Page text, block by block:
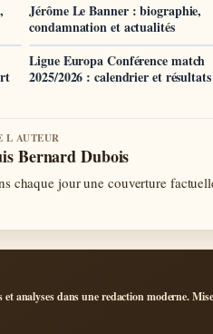
Jérôme Le Banner : biographie,
condamnation et actualités
Ligue Europa Conférence match
2025/2026 : calendrier et résultats
L AUTEUR
Bernard Dubois
chaque jour une couverture
analyses dans une redaction moderne.